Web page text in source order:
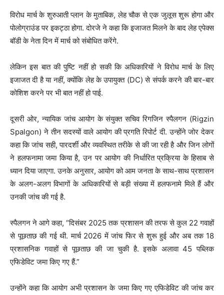
विरोध मार्च के शुरुआती प्लान के मुताबिक, लेह चौक से एक जुलूस शुरू होगा और
पोलोग्राउंड पर इकट्ठा होगा. दोरजे ने कहा कि इजाजत मिलने के बाद लेह एपेक्स
बॉडी के नेता दिन में मार्च को संबोधित करेंगे.
लेकिन इस बात की पुष्टि नहीं हो सकी कि अधिकारियों ने विरोध मार्च के लिए
इजाजत दी है या नहीं, क्योंकि लेह के उपायुक्त (DC) से संपर्क करने की बार-बार
कोशिश करने पर भी बात नहीं हो पाई.
दूसरी ओर, न्यायिक जांच आयोग के संयुक्त सचिव रिगजिन स्पैलगन (Rigzin
Spalgon) ने तीन सदस्यों वाले आयोग की प्रगति रिपोर्ट दी. उन्होंने जोर देकर
कहा कि जांच सही, पारदर्शी और व्यवस्थित तरीके से की जा रही है और जिन लोगों
ने हलफनामा जमा किया है, उन पर आयोग की निर्धारित प्रक्रिया के हिसाब से
ध्यान दिया जाएगा. उनके अनुसार, आयोग को आम जनता के साथ-साथ प्रशासन
के अलग-अलग विभागों के अधिकारियों से बड़ी संख्या में हलफनामे मिले हैं और
उनकी जांच की गई है.
स्पैलगन ने आगे कहा, “दिसंबर 2025 तक प्रशासन की तरफ से कुल 22 गवाहों
से पूछताछ की गई थी. मार्च 2026 में जांच फिर से शुरू हुई और अब तक 18
प्रशासनिक गवाहों से पूछताछ की जा चुकी है. इसके अलावा 45 पब्लिक
एफिडेविट जमा किए गए हैं.”
उन्होंने कहा कि आयोग अभी प्रशासन के जमा किए गए एफिडेविट की जांच कर